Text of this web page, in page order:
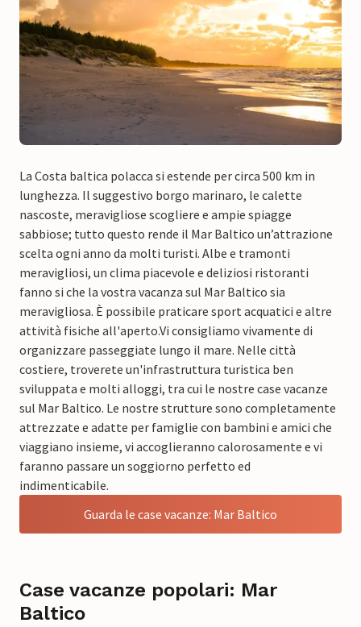
La Costa baltica polacca si estende per circa 500 km in
lunghezza. Il suggestivo borgo marinaro, le calette
nascoste, meravigliose scogliere e ampie spiagge
sabbiose; tutto questo rende il Mar Baltico un’attrazione
scelta ogni anno da molti turisti. Albe e tramonti
meravigliosi, un clima piacevole e deliziosi ristoranti
fanno si che la vostra vacanza sul Mar Baltico sia
meravigliosa. È possibile praticare sport acquatici e altre
attività fisiche all'aperto.Vi consigliamo vivamente di
organizzare passeggiate lungo il mare. Nelle città
costiere, troverete un'infrastruttura turistica ben
sviluppata e molti alloggi, tra cui le nostre case vacanze
sul Mar Baltico. Le nostre strutture sono completamente
attrezzate e adatte per famiglie con bambini e amici che
viaggiano insieme, vi accoglieranno calorosamente e vi
faranno passare un soggiorno perfetto ed
indimenticabile.
Guarda le case vacanze: Mar Baltico
Case vacanze popolari: Mar
Baltico